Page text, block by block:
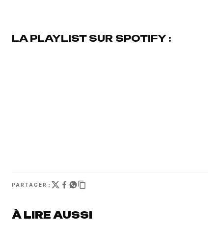
LA PLAYLIST SUR SPOTIFY :
PARTAGER :
À LIRE AUSSI